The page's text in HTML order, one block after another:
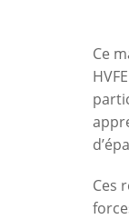
Ce
Ces